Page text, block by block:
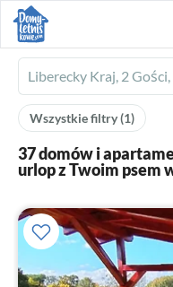
Ferienhausmiete
logo
Wszystkie filtry(1)
37 domów i
urlop z Twoim psem